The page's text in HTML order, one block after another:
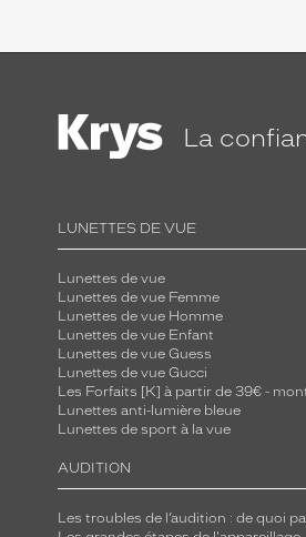
La
LUNETTES DE VUE
Lunettes de vue
Lunettes de vue Femme
Lunettes de vue Homme
Lunettes de vue Enfant
Lunettes de vue Guess
Lunettes de vue Gucci
Les Forfaits [K] à partir de 39€ -
Lunettes anti-lumière bleue
Lunettes de sport à la vue
AUDITION
Les troubles de l’audition : de quoi